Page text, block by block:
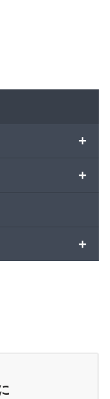
+
+
+